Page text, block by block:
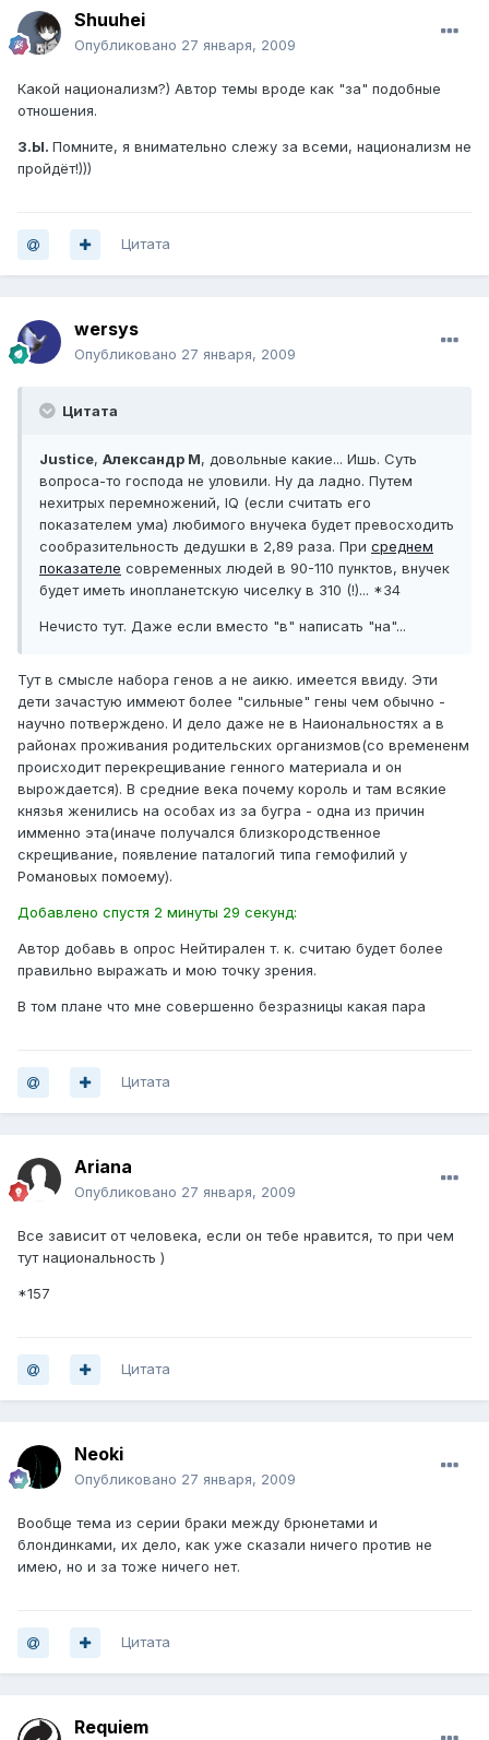
Shuuhei
Опубликовано 27 января, 2009
Какой национализм?) Автор темы вроде как "за" подобные
отношения.
З.Ы. Помните, я внимательно слежу за всеми, национализм не
пройдёт!)))
Цитата
wersys
Опубликовано 27 января, 2009
Цитата
Justice, Александр М, довольные какие... Ишь. Суть
вопроса-то господа не уловили. Ну да ладно. Путем
нехитрых перемножений, IQ (если считать его
показателем ума) любимого внучека будет превосходить
сообразительность дедушки в 2,89 раза. При среднем
показателе современных людей в 90-110 пунктов, внучек
будет иметь инопланетскую чиселку в 310 (!)... *34
Нечисто тут. Даже если вместо "в" написать "на"...
Тут в смысле набора генов а не аикю. имеется ввиду. Эти
дети зачастую иммеют более "сильные" гены чем обычно -
научно потверждено. И дело даже не в Наиональностях а в
районах проживания родительских организмов(со времененм
происходит перекрещивание генного материала и он
вырождается). В средние века почему король и там всякие
князья женились на особах из за бугра - одна из причин
имменно эта(иначе получался близкородственное
скрещивание, появление паталогий типа гемофилий у
Романовых помоему).
Добавлено спустя 2 минуты 29 секунд:
Автор добавь в опрос Нейтирален т. к. считаю будет более
правильно выражать и мою точку зрения.
В том плане что мне совершенно безразницы какая пара
Цитата
Ariana
Опубликовано 27 января, 2009
Все зависит от человека, если он тебе нравится, то при чем
тут национальность )
*157
Цитата
Neoki
Опубликовано 27 января, 2009
Вообще тема из серии браки между брюнетами и
блондинками, их дело, как уже сказали ничего против не
имею, но и за тоже ничего нет.
Цитата
Requiem